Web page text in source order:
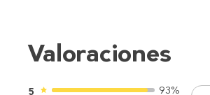
Valoraciones
5
93%